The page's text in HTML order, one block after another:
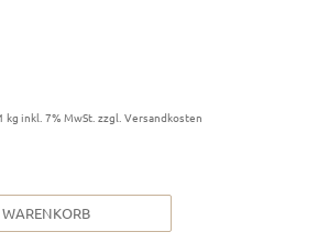
inkl. 7% MwSt. zzgl. Versandkosten